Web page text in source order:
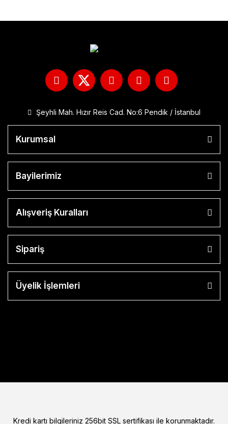
Şeyhli Mah. Hızır Reis Cad. No:6 Pendik / İstanbul
Kurumsal
Bayilerimiz
Alışveriş Kuralları
Sipariş
Üyelik İşlemleri
Kredi kartı bilgileriniz 256bit SSL sertifikası ile korunmaktadır.